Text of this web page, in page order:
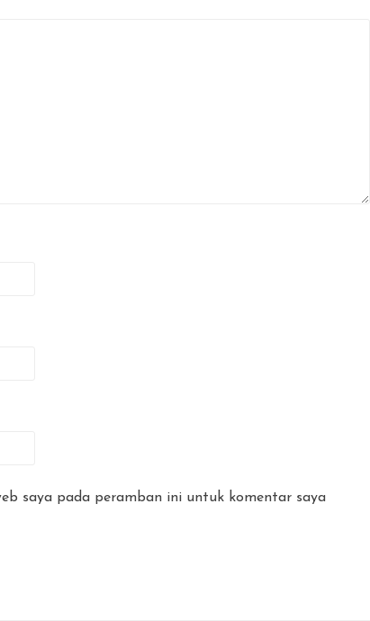
saya pada peramban ini untuk komentar saya